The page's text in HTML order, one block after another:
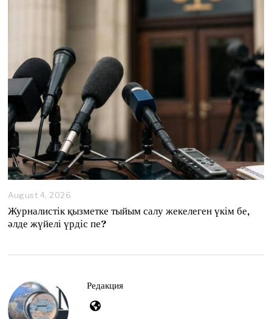
August 4, 2026
g
u
Журналистік қызметке тыйым салу жекелеген үкім бе,
әлде жүйелі үрдіс пе?
Редакция